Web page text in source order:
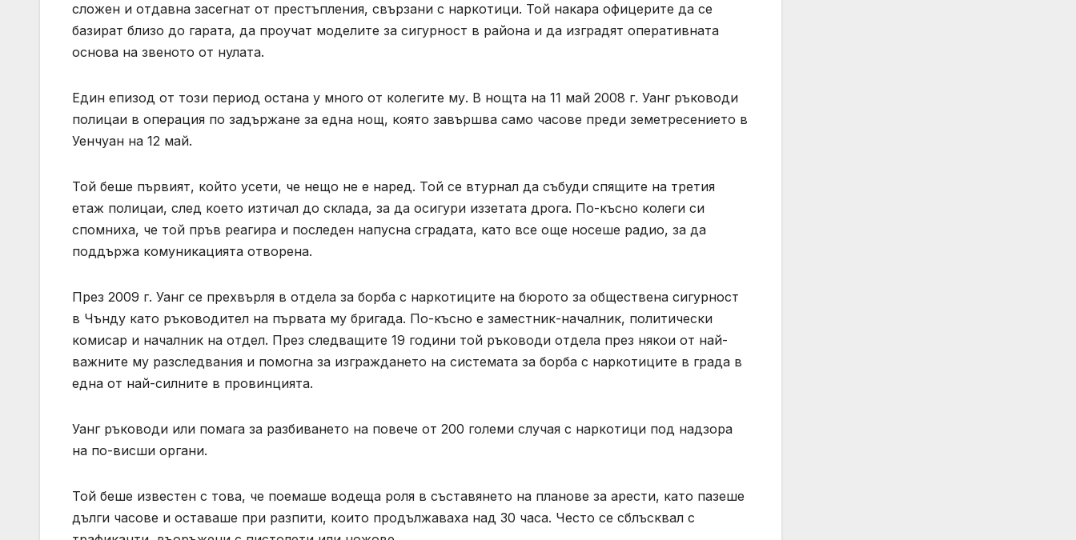
сложен и отдавна засегнат от престъпления, свързани с наркотици. Той накара офицерите да се
базират близо до гарата, да проучат моделите за сигурност в района и да изградят оперативната
основа на звеното от нулата.
Един епизод от този период остана у много от колегите му. В нощта на 11 май 2008 г. Уанг ръководи
полицаи в операция по задържане за една нощ, която завършва само часове преди земетресението в
Уенчуан на 12 май.
Той беше първият, който усети, че нещо не е наред. Той се втурнал да събуди спящите на третия
етаж полицаи, след което изтичал до склада, за да осигури иззетата дрога. По-късно колеги си
спомниха, че той пръв реагира и последен напусна сградата, като все още носеше радио, за да
поддържа комуникацията отворена.
През 2009 г. Уанг се прехвърля в отдела за борба с наркотиците на бюрото за обществена сигурност
в Чънду като ръководител на първата му бригада. По-късно е заместник-началник, политически
комисар и началник на отдел. През следващите 19 години той ръководи отдела през някои от най-
важните му разследвания и помогна за изграждането на системата за борба с наркотиците в града в
една от най-силните в провинцията.
Уанг ръководи или помага за разбиването на повече от 200 големи случая с наркотици под надзора
на по-висши органи.
Той беше известен с това, че поемаше водеща роля в съставянето на планове за арести, като пазеше
дълги часове и оставаше при разпити, които продължаваха над 30 часа. Често се сблъсквал с